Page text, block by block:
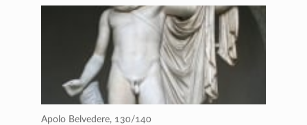
Apolo Belvedere, 130/140